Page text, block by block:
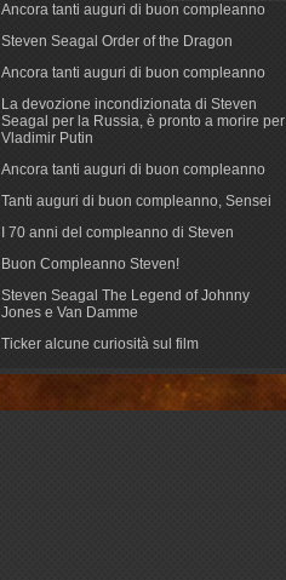
Ancora tanti auguri di buon compleanno
Steven Seagal Order of the Dragon
Ancora tanti auguri di buon compleanno
La devozione incondizionata di Steven
Seagal per la Russia, è pronto a morire per
Vladimir Putin
Ancora tanti auguri di buon compleanno
Tanti auguri di buon compleanno, Sensei
I 70 anni del compleanno di Steven
Buon Compleanno Steven!
Steven Seagal The Legend of Johnny
Jones e Van Damme
Ticker alcune curiosità sul film